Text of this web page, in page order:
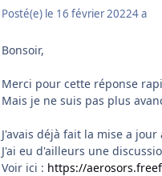
Posté(e) le 16 février 20224 a
Bonsoir,
Merci pour cette réponse
Mais je ne suis pas plus
J'avais déjà fait la mise a jour
J'ai eu d'ailleurs une
Voir ici : https://